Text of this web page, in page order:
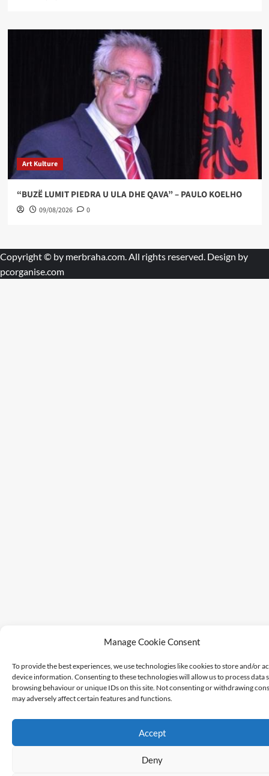
Manage Cookie Consent
To provide the best experiences, we use technologies like cookies to store and/or
device information. Consenting to these technologies will allow us to process data
browsing behaviour or unique IDs on this site. Not consenting or withdrawing
may adversely affect certain features and functions.
Accept
Deny
Art Kulture
“BUZË LUMIT PIEDRA U ULA DHE QAVA” – PAULO KOELHO
09/08/2026 0
Copyright © by merbraha.com . All rights reserved. Design by
pcorganise.com